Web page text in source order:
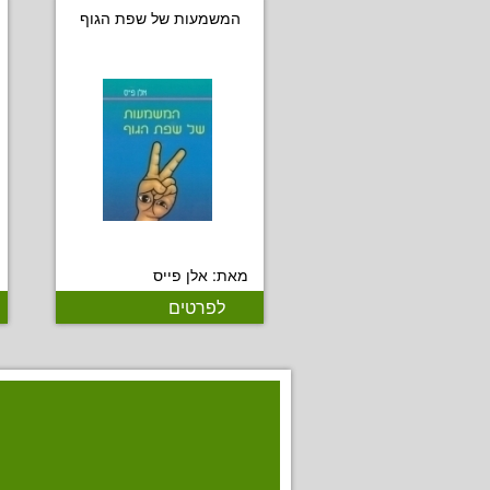
המשמעות של שפת הגוף
מאת: אלן פייס
לפרטים